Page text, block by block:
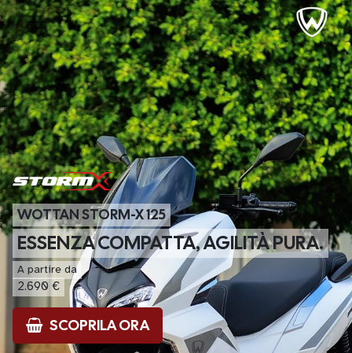
WOTTAN STORM-X 125
ESSENZA COMPATTA, AGILITÀ PURA.
A partire da
2.690 €
SCOPRILA ORA